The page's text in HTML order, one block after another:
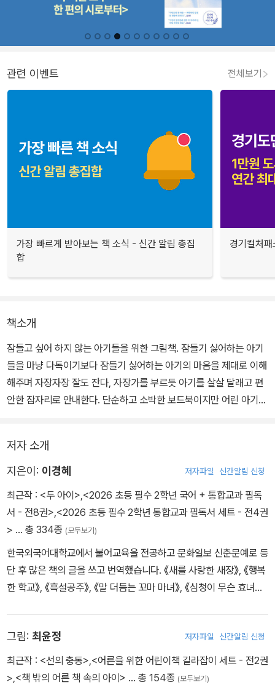
관련 이벤트 전체보기
가장 빠르게 받아보는 책 소식 - 신간 알림 총집
합
경기컬처
책소개
잠들고 싶어 하지 않는 아기들을 위한 그림책. 잠들기 싫어하는 아기
들을 마냥 다독이기보다 잠들기 싫어하는 아기의 마음을 제대로 이해
해주며 자장자장 잘도 잔다, 자장가를 부르듯 아기를 살살 달래고 편
안한 잠자리로 안내한다. 단순하고 소박한 보드북이지만 어린 아기가
칭’도 겸할 수 있다.
저자 소개
지은이: 이경혜 저자파일 신간알림 신청
최근작 : <두 아이>,<2026 초등 필수 2학년 국어 + 통합교과 필독
서 - 전8권>,<2026 초등 필수 2학년 통합교과 필독서 세트 - 전4권
> … 총 334종 (모두보기)
한국외국어대학교에서 불어교육을 전공하고 문화일보 신춘문예로 등
단 후 많은 책의 글을 쓰고 번역했습니다. 《새를 사랑한 새장》, 《행복
한 학교》, 《흑설공주》, 《말 더듬는 꼬마 마녀》, 《심청이 무슨 효녀
앉으라고?》, 《세상 끝에 있는 너에게》 등 300여 권의 그림책을 우리
말로 옮겼습니다.
그림: 최윤정 저자파일 신간알림 신청
최근작 : <선의 충동>,<어른을 위한 어린이책 길라잡이 세트 - 전2권
>,<책 밖의 어른 책 속의 아이> … 총 154종 (모두보기)